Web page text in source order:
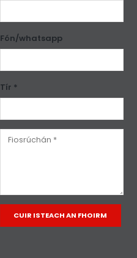
Fón/whatsapp
Tír *